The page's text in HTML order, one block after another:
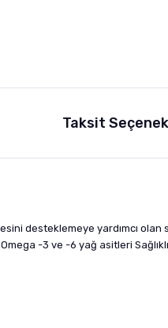
Taksit
desteklemeye yardımcı olan
-3 ve -6 yağ asitleri